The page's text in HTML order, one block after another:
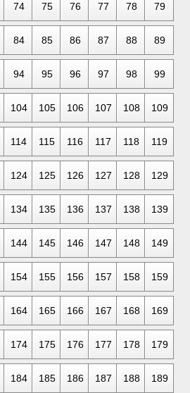
74 75 76 77 78 79
84 85 86 87 88 89
94 95 96 97 98 99
104 105 106 107 108 109
114 115 116 117 118 119
124 125 126 127 128 129
134 135 136 137 138 139
144 145 146 147 148 149
154 155 156 157 158 159
164 165 166 167 168 169
174 175 176 177 178 179
184 185 186 187 188 189